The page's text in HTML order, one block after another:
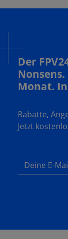
Der
Monat.
Rabatte,
Jetzt
Deine E-Mail